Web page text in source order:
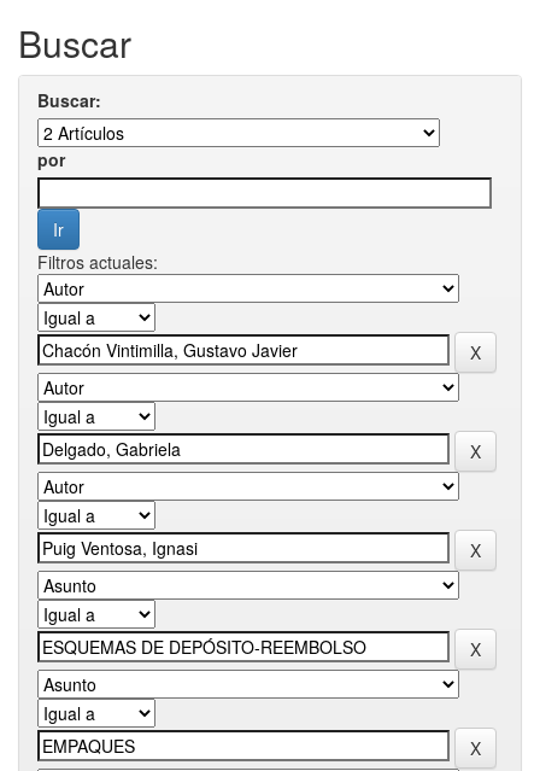
Buscar
Buscar:
por
Filtros actuales: